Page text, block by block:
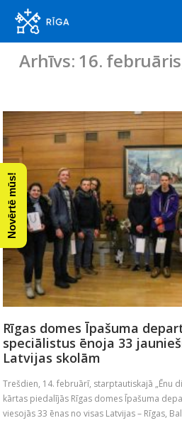
Arhīvs: 16.
Rīgas domes Īpašuma
speciālistus ēnoja 33
Latvijas skolām
Trešdien, 14. februārī, starptautiskajā „Ēnu
kārtas piedalījās Rīgas domes Īpašuma
viesojās 33 ēnas no visas Latvijas – Rīgas,
Novērtē mūs!